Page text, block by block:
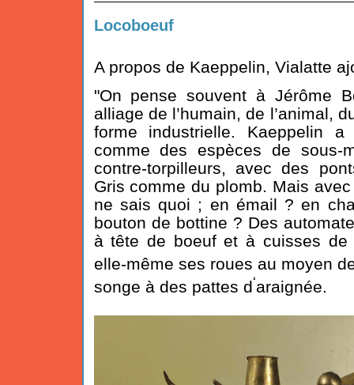
Locoboeuf
A propos de Kaeppelin, Vialatte
"On pense souvent à Jérôme
alliage de l’humain, de l’animal,
forme industrielle. Kaeppelin
comme des espèces de sous-
contre-torpilleurs, avec des
Gris comme du plomb. Mais
ne sais quoi ; en émail ? en
bouton de bottine ? Des
à tête de boeuf et à cuisses de
elle-même ses roues au moyen
songe à des pattes d‘araignée.